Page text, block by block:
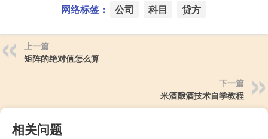
网络标签： 公司 科目 贷方
上一篇
矩阵的绝对值怎么算
下一篇
米酒酿酒技术自学教程
相关问题